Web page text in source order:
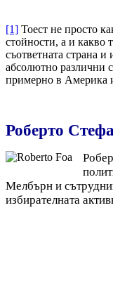
[1] Тоест не просто
стойности, а и какво
съответната страна
абсолютно различни
примерно в Америка
Роберто
Мелбърн и
избирателната